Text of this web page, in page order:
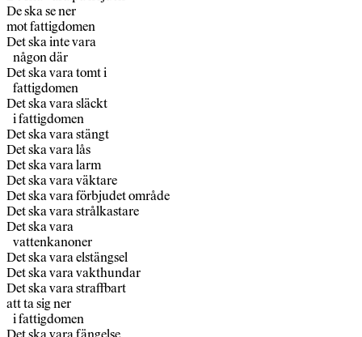
De ska se ner
mot fattigdomen
Det ska inte vara
någon där
Det ska vara tomt i
fattigdomen
Det ska vara släckt
i fattigdomen
Det ska vara stängt
Det ska vara lås
Det ska vara larm
Det ska vara väktare
Det ska vara förbjudet område
Det ska vara strålkastare
Det ska vara
vattenkanoner
Det ska vara elstängsel
Det ska vara vakthundar
Det ska vara straffbart
att ta sig ner
i fattigdomen